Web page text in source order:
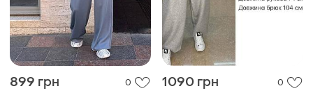
899 грн 0 1090 грн 0